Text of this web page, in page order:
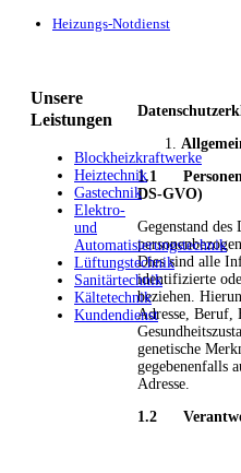
Heizungs-Notdienst
1.1
DS-GVO)
Gegenstand des
Dies sind alle
identifizierte
beziehen.
Adresse, Beruf,
genetische
gegebenenfalls
Adresse.
1.2
Unsere
Leistungen
Blockheizkraftwerke
Heiztechnik
Gastechnik
Elektro-
und
Automatisierungstechnik
Lüftungstechnik
Sanitärtechnik
Kältetechnik
Kundendienst